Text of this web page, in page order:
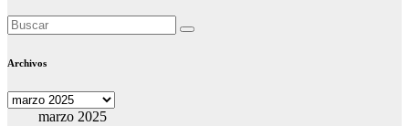
Archivos
Archivos
marzo 2025